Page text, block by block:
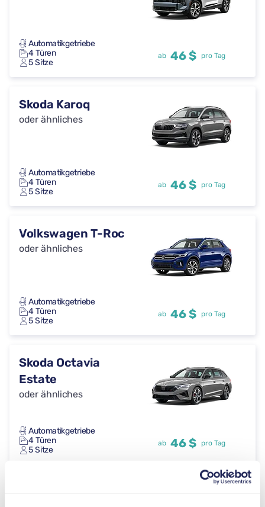
Automatikgetriebe
4 Türen
5 Sitze
ab 46 $ pro Tag
Skoda Karoq
oder ähnliches
Automatikgetriebe
4 Türen
5 Sitze
ab 46 $ pro Tag
Volkswagen T-Roc
oder ähnliches
Automatikgetriebe
4 Türen
5 Sitze
ab 46 $ pro Tag
Skoda Octavia
Estate
oder ähnliches
Automatikgetriebe
4 Türen
5 Sitze
ab 46 $ pro Tag